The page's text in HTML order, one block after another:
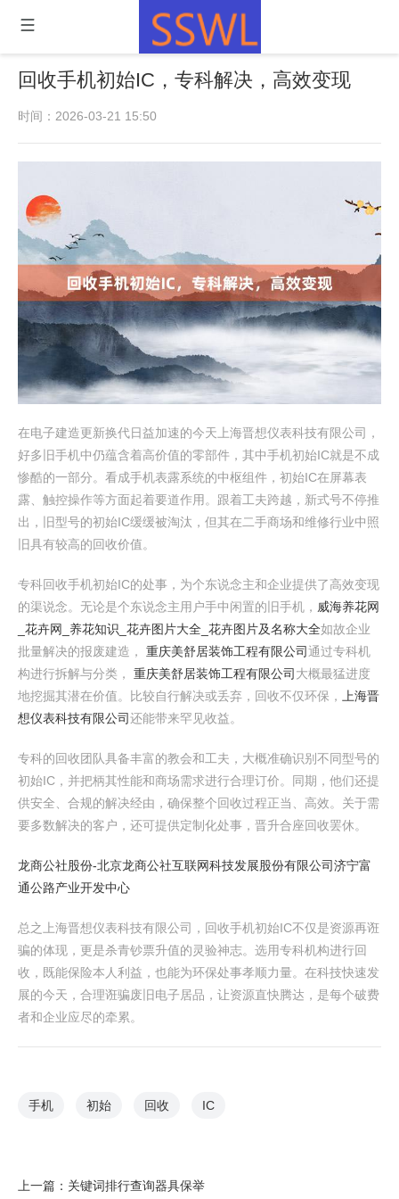
回收手机初始IC，专科解决，高效变现
时间：2026-03-21 15:50
在电子建造更新换代日益加速的今天上海晋想仪表科技有限公司，
好多旧手机中仍蕴含着高价值的零部件，其中手机初始IC就是不成
惨酷的一部分。看成手机表露系统的中枢组件，初始IC在屏幕表
露、触控操作等方面起着要道作用。跟着工夫跨越，新式号不停推
出，旧型号的初始IC缓缓被淘汰，但其在二手商场和维修行业中照
旧具有较高的回收价值。
专科回收手机初始IC的处事，为个东说念主和企业提供了高效变现
的渠说念。无论是个东说念主用户手中闲置的旧手机， 威海养花网
_花卉网_养花知识_花卉图片大全_花卉图片及名称大全如故企业
批量解决的报废建造， 重庆美舒居装饰工程有限公司通过专科机
构进行拆解与分类， 重庆美舒居装饰工程有限公司 大概最猛进度
地挖掘其潜在价值。比较自行解决或丢弃，回收不仅环保，
上海晋
想仪表科技有限公司还能带来罕见收益。
专科的回收团队具备丰富的教会和工夫，大概准确识别不同型号的
初始IC，并把柄其性能和商场需求进行合理订价。同期，他们还提
供安全、合规的解决经由，确保整个回收过程正当、高效。关于需
要多数解决的客户，还可提供定制化处事，晋升合座回收罢休。
龙商公社股份-北京龙商公社互联网科技发展股份有限公司济宁富
通公路产业开发中心
总之上海晋想仪表科技有限公司，回收手机初始IC不仅是资源再诳
骗的体现，更是杀青钞票升值的灵验神志。选用专科机构进行回
收，既能保险本人利益，也能为环保处事孝顺力量。在科技快速发
展的今天，合理诳骗废旧电子居品，让资源直快腾达，是每个破费
者和企业应尽的牵累。
手机 初始 回收 IC
上一篇： 关键词排行查询器具保举